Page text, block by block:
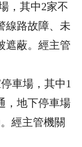
，其中2家不
線路故障、未
遮蔽。經主管
車場，其中1
，地下停車場
經主管機關